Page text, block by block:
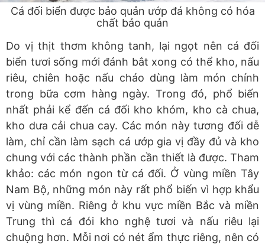
Cá đối biển được bảo quản ướp đá không có hóa
chất bảo quản
Do vị thịt thơm không tanh, lại ngọt nên cá đối
biển tươi sống mới đánh bắt xong có thể kho, nấu
riêu, chiên hoặc nấu cháo dùng làm món chính
trong bữa cơm hàng ngày. Trong đó, phổ biến
nhất phải kể đến cá đối kho khóm, kho cà chua,
kho dưa cải chua cay. Các món này tương đối dễ
làm, chỉ cần làm sạch cá ướp gia vị đầy đủ và kho
chung với các thành phần cần thiết là được. Tham
khảo: các món ngon từ cá đối. Ở vùng miền Tây
Nam Bộ, những món này rất phổ biến vì hợp khẩu
vị vùng miền. Riêng ở khu vực miền Bắc và miền
Trung thì cá đói kho nghệ tươi và nấu riêu lại
chuộng hơn. Mỗi nơi có nét ẩm thực riêng, nên có